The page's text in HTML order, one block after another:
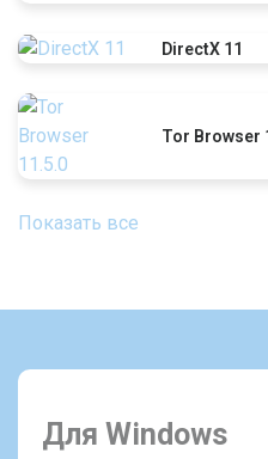
DirectX 11
Tor Browser
Показать все
Для Windows